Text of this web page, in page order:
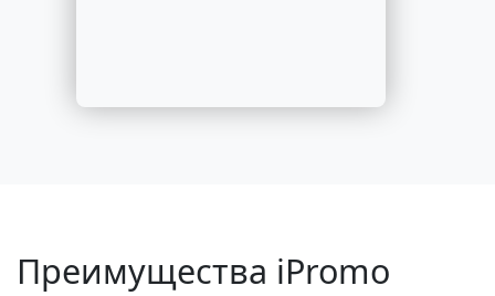
Преимущества iPromo